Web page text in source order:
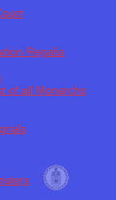
Regalia
of all Monarchs